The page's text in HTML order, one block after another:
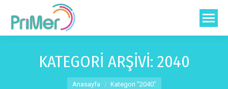
KATEGORI ARŞIVI: 2040
You are here:
Anasayfa Kategori "2040"